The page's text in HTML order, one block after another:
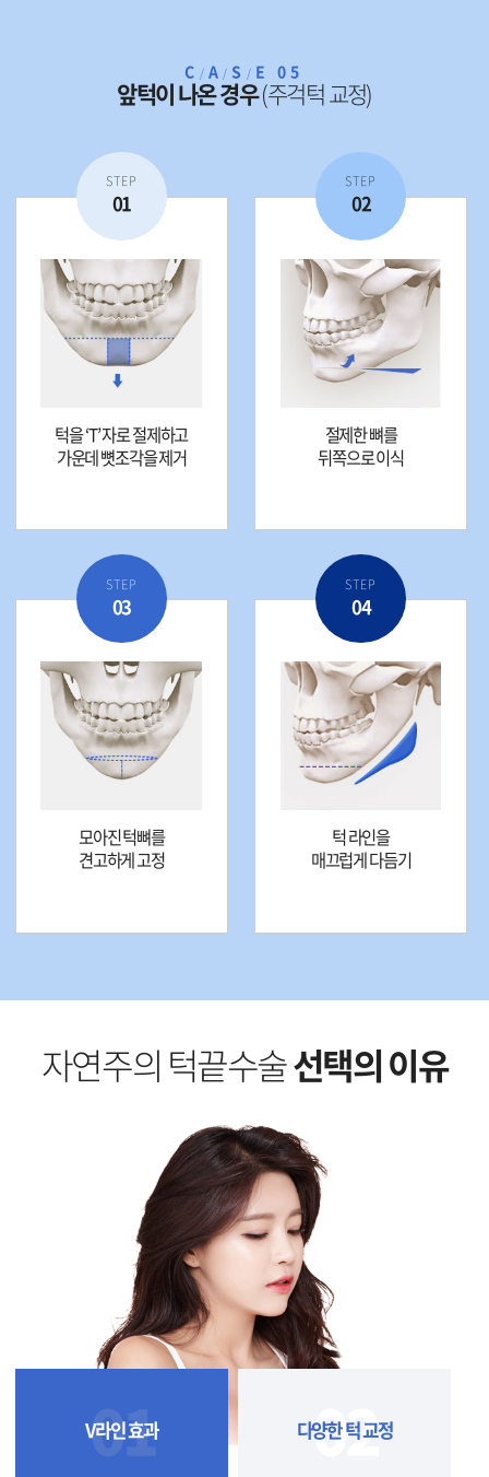
C / A / S / E 05
앞턱이 나온 경우(주걱턱 교정)
STEP
01
턱을 ‘T’ 자로 절제하고
가운데 뼛조각을 제거
STEP
02
절제한 뼈를
뒤쪽으로 이식
STEP
03
모아진 턱뼈를
견고하게 고정
STEP
04
턱 라인을
매끄럽게 다듬기
자연주의 턱끝수술선택의 이유
01
V라인 효과 02
다양한 턱 교정